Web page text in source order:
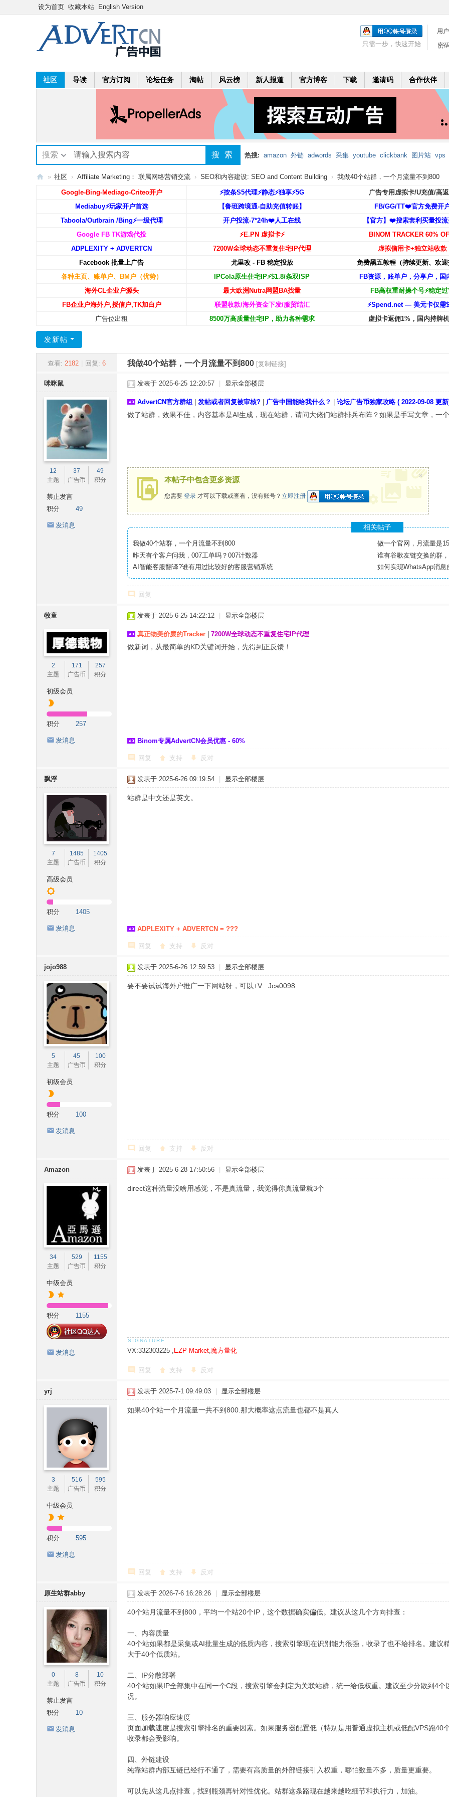
设为首页 收藏本站 English Version
用
密
只需一步，快速开始
社区 导读 官方订阅 论坛任务 淘帖 风云榜 新人报道 官方博客 下载 邀请码 合作伙伴
搜索 搜索 热搜: amazon 外链 adwords 采集 youtube clickbank 图片站 vps
mobi 二个月 leadbolt 代理
» 社区 › Affiliate Marketing： 联属网络营销交流 › SEO和内容建设: SEO and Content Building › 我做40个站群，一个月流量不到800
Google-Bing-Mediago-Criteo开户 ⚡️按条S5代理⚡️静态⚡️独享⚡️5G
广告专用虚拟卡/U充值/高
Mediabuy⚡️玩家开户首选
【鲁班跨境通-自助充值转账】
FB/GG/TT❤️官方免费开
Taboola/Outbrain /Bing⚡️一级代理
开户投流-7*24h❤️人工在线
【官方】❤️搜索套利买量投
Google FB TK游戏代投
⚡️E.PN 虚拟卡⚡️
BINOM TRACKER 60%
ADPLEXITY + ADVERTCN
7200W全球动态不重复住宅IP代理
虚拟信用卡+独立站收款
Facebook 批量上广告
尤里改 - FB 稳定投放
免费黑五教程（持续更新、欢
各种主页、账单户、BM户（优势）
IPCola原生住宅IP⚡️$1.8/条双ISP
FB资源，账单户，分享户，国
海外CL企业户源头
最大欧洲Nutra网盟BA找量
FB高权重耐操个号⚡️稳定
FB企业户海外户,授信户,TK加白户
联盟收款/海外资金下发/服贸结汇
⚡️Spend.net — 美元卡仅需
广告位出租
8500万高质量住宅IP，助力各种需求 虚拟卡返佣1%，国内持牌
发新帖
查看: 2182 回复: 6 我做40个站群，一个月流量不到800 [复制链接]
咪咪鼠
12
主题
37
广告币
49
积分
禁止发言
积分
49
发消息
发表于 2025-6-25 12:20:57 显示全部楼层
AdvertCN官方群组 发帖或者回复被审核? 广告中国能给我什么？ 论坛广告币独家攻略 ( 2022-09-08 更
做了站群，效果不佳，内容基本是AI生成，现在站群，请问大佬们站群排兵布阵？如果是手写文章，一
本帖子中包含更多资源
您需要 登录 才可以下载或查看，没有账号？ 立即注册
×
相关帖子
我做40个站群，一个月流量不到800
做一个官网，月流量是
昨天有个客户问我，007工单吗？007计数器
谁有谷歌友链交换的群
AI智能客服翻译?谁有用过比较好的客服营销系统
如何实现WhatsApp消息
回复
牧童
2
主题
171
广告币
257
积分
初级会员
积分 257
发消息
发表于 2025-6-25 14:22:12 显示全部楼层
真正物美价廉的Tracker 7200W全球动态不重复住宅IP代理
做新词，从最简单的KD关键词开始，先得到正反馈！
Binom专属AdvertCN会员优惠 - 60%
回复 支持 反对
飘浮
7
主题
1485
广告币
1405
积分
高级会员
积分 1405
发消息
发表于 2025-6-26 09:19:54 显示全部楼层
站群是中文还是英文。
ADPLEXITY + ADVERTCN = ???
回复 支持 反对
jojo988
5
主题
45
广告币
100
积分
初级会员
积分 100
发消息
发表于 2025-6-26 12:59:53 显示全部楼层
要不要试试海外户推广一下网站呀，可以+V : Jca0098
回复 支持 反对
Amazon
34
主题
529
广告币
1155
积分
中级会员
积分 1155
发消息
发表于 2025-6-28 17:50:56 显示全部楼层
direct这种流量没啥用感觉，不是真流量，我觉得你真流量就3个
VX:332303225 , EZP Market,魔方量化
回复 支持 反对
yrj
3
主题
516
广告币
595
积分
中级会员
积分 595
发消息
发表于 2025-7-1 09:49:03 显示全部楼层
如果40个站一个月流量一共不到800.那大概率这点流量也都不是真人
回复 支持 反对
原生站群abby
0
主题
8
广告币
10
积分
禁止发言
积分
10
发消息
发表于 2026-7-6 16:28:26 显示全部楼层
40个站月流量不到800，平均一个站20个IP，这个数据确实偏低。建议从这几个方向排查：
一、内容质量
40个站如果都是采集或AI批量生成的低质内容，搜索引擎现在识别能力很强，收录了也不给排名。建
大于40个低质站。
二、IP分散部署
40个站如果IP全部集中在同一个C段，搜索引擎会判定为关联站群，统一给低权重。建议至少分散到4
况。
三、服务器响应速度
页面加载速度是搜索引擎排名的重要因素。如果服务器配置低（特别是用普通虚拟主机或低配VPS跑
收录都会受影响。
四、外链建设
纯靠站群内部互链已经行不通了，需要有高质量的外部链接引入权重，哪怕数量不多，质量更重要。
可以先从这几点排查，找到瓶颈再针对性优化。站群这条路现在越来越吃细节和执行力，加油。